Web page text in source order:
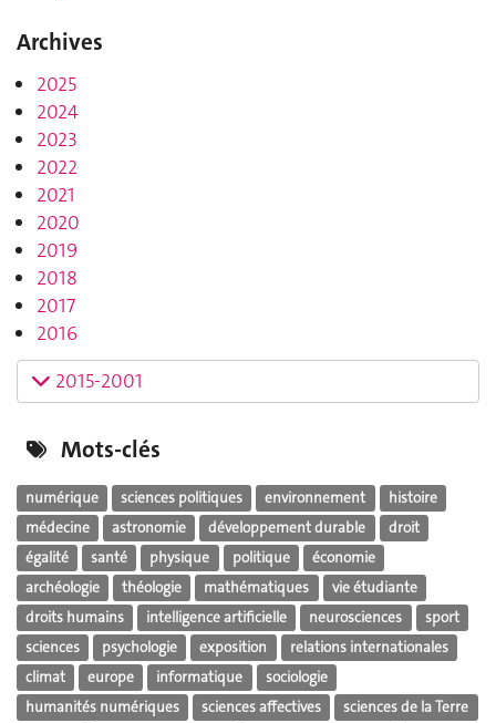
Archives
2025
2024
2023
2022
2021
2020
2019
2018
2017
2016
2015-2001
Mots-clés
numérique sciences politiques environnement
histoire
médecine
astronomie développement durable
droit
égalité
santé physique politique
économie
archéologie
théologie mathématiques
vie étudiante
droits humains
intelligence artificielle neurosciences
sport
sciences
psychologie exposition
relations internationales
climat
europe informatique
sociologie
humanités numériques
sciences affectives
sciences de la Terre